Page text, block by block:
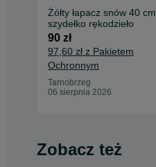
Żółty łapacz snów 40 cm,
szydełko rękodzieło
90 zł
97,60 zł z Pakietem
Ochronnym
Tarnobrzeg
06 sierpnia 2026
Zobacz też